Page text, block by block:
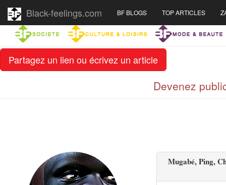
Partagez un lien ou écrivez un article
Black-feelings.com BF BLOGS TOP ARTICLES
Devenez
Mugabé, Ping,